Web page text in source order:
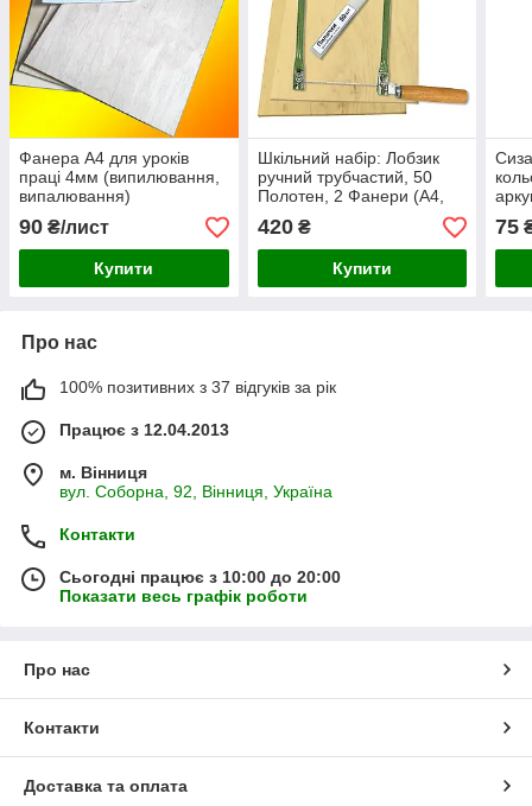
Фанера А4 для уроків
праці 4мм (випилювання,
випалювання)
90 ₴/лист
Купити
Шкільний набір: Лобзик
ручний трубчастий, 50
Полотен, 2 Фанери (А4,
4мм, сорт-3) на урок праці
в школі (KT0008)
420₴
Купити
75
Про нас
100% позитивних з 37 відгуків за рік
Працює з 12.04.2013
м. Вінниця
вул. Соборна, 92, Вінниця, Україна
Контакти
Сьогодні працює з 10:00 до 20:00
Показати весь графік роботи
Про нас
Контакти
Доставка та оплата